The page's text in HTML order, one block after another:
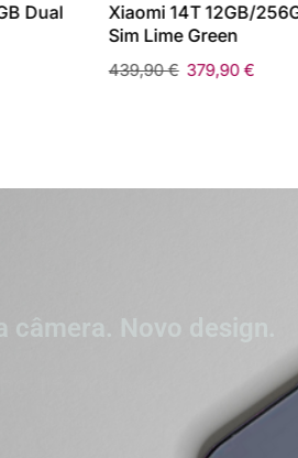
Dual
Xiaomi 14T 12GB/
Sim Lime Green
439,90€ 379,90€
câmera. Novo design.
Tão forte. Tão leve. Tão